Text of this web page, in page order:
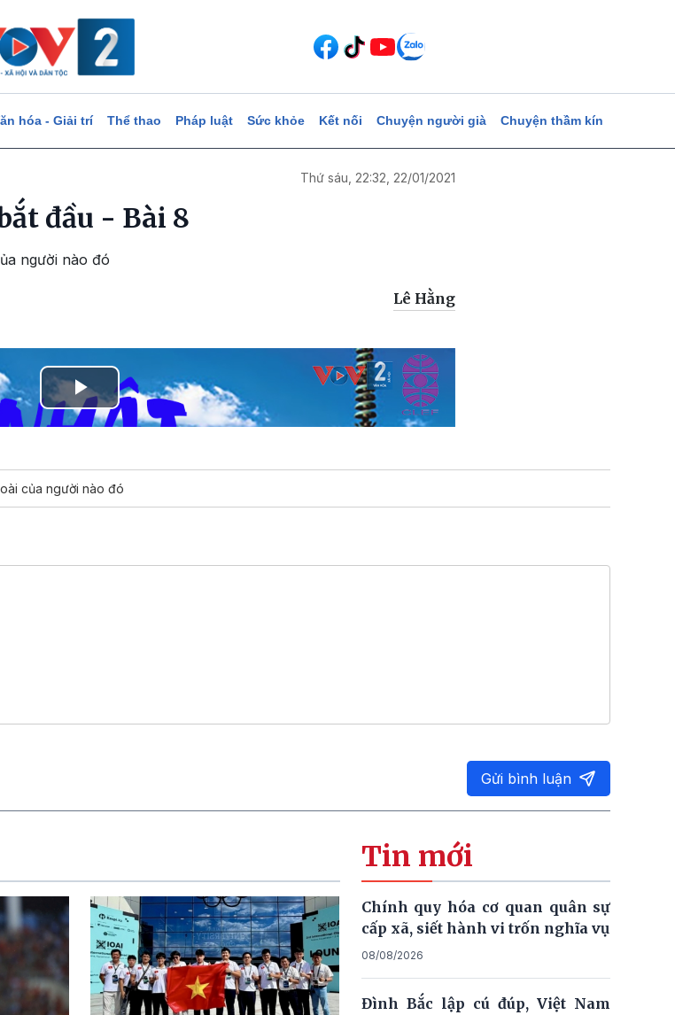
hóa - Giải trí Thể thao Pháp luật Sức khỏe Kết nối Chuyện người già Chuyện thầm kín
Thứ sáu, 22:32, 22/01/2021
đầu - Bài 8
người nào đó
Lê Hằng
Play
của người nào đó
Gửi bình luận
Tin mới
Chính quy hóa cơ quan quân sự
cấp xã, siết hành vi trốn nghĩa vụ
08/08/2026
Đình Bắc lập cú đúp, Việt Nam